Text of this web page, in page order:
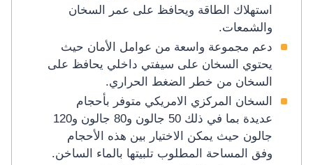
استهلاك الطاقة ويحافظ على عمر السخان
والشمعات.
دعم مجموعة واسعة من عوامل الأمان حيث
يحتوي السخان على سيفتي داخلي يحافظ على
السخان من خطر الضغط الحراري.
السخان المركزي الامريكي متوفر بأحجام
عديدة بما في ذلك 50 جالون و80 جالون و120
جالون حيث يمكن الاختيار بين هذه الأحجام
وفق المساحة المطلوب تلبيتها بالماء الساخن.